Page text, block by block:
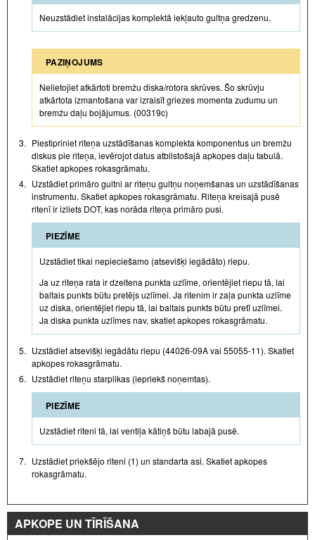
Neuzstādiet instalācijas komplektā iekļauto gultņa gredzenu.
PAZIŅOJUMS
Nelietojiet atkārtoti bremžu diska/rotora skrūves. Šo skrūvju
atkārtota izmantošana var izraisīt griezes momenta zudumu un
bremžu daļu bojājumus. (00319c)
3. Piestipriniet riteņa uzstādīšanas komplekta komponentus un bremžu
diskus pie riteņa, ievērojot datus atbilstošajā apkopes daļu tabulā.
Skatiet apkopes rokasgrāmatu.
4. Uzstādiet primāro gultni ar riteņu gultņu noņemšanas un uzstādīšanas
instrumentu. Skatiet apkopes rokasgrāmatu. Riteņa kreisajā pusē
ritenī ir izliets DOT, kas norāda riteņa primāro pusi.
PIEZĪME
Uzstādiet tikai nepieciešamo (atsevišķi iegādāto) riepu.
Ja uz riteņa rata ir dzeltena punkta uzlīme, orientējiet riepu tā, lai
baltais punkts būtu pretējs uzlīmei. Ja ritenim ir zaļa punkta uzlīme
uz diska, orientējiet riepu tā, lai baltais punkts būtu pretī uzlīmei.
Ja diska punkta uzlīmes nav, skatiet apkopes rokasgrāmatu.
5. Uzstādiet atsevišķi iegādātu riepu (44026-09A vai 55055-11). Skatiet
apkopes rokasgrāmatu.
6. Uzstādiet riteņu starplikas (iepriekš noņemtas).
PIEZĪME
Uzstādiet riteni tā, lai ventiļa kātiņš būtu labajā pusē.
7. Uzstādiet priekšējo riteni (1) un standarta asi. Skatiet apkopes
rokasgrāmatu.
APKOPE UN TĪRĪŠANA